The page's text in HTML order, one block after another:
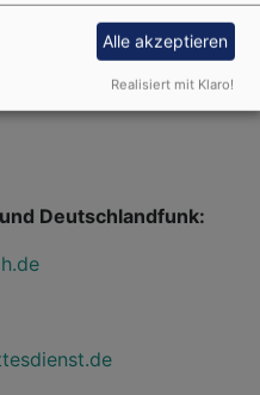
Deutschlandfunk:
Alle akzeptieren
Realisiert mit Klaro!